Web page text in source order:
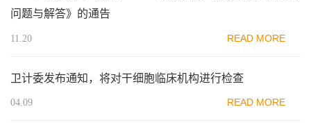
问题与解答》的通告
11.20 READ MORE
卫计委发布通知，将对干细胞临床机构进行检查
04.09 READ MORE